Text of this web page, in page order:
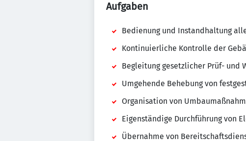
Aufgaben
Bedienung und Instandhaltung
Kontinuierliche Kontrolle der
Begleitung gesetzlicher Prüf- und
Umgehende Behebung von
Organisation von
Eigenständige Durchführung von
Übernahme von